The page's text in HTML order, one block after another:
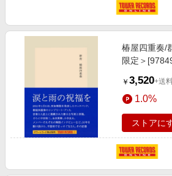
金融・マネー・保険
ビジネス・その他サービス
Samsung ボーナスキャンペーン
週末の高還元 夏の長期版
椿屋四重奏/
限定＞
￥ 3,520+送
1.0%
ストアに